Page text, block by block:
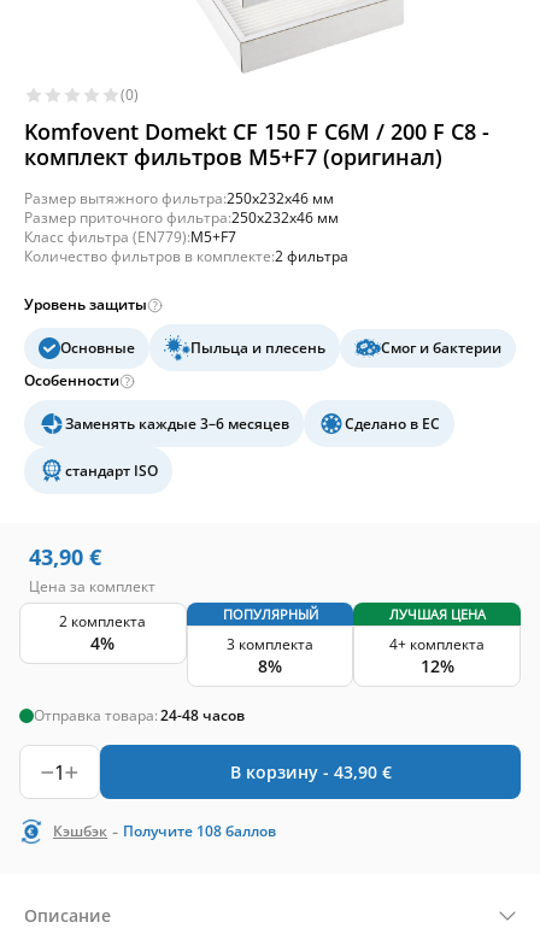
(0)
Komfovent Domekt CF 150 F C6M / 200 F C8 -
комплект фильтров M5+F7 (оригинал)
Размер вытяжного фильтра:250x232x46 мм
Размер приточного фильтра:250x232x46 мм
Класс фильтра (EN779):M5+F7
Количество фильтров в комплекте:2 фильтра
Уровень защиты
Основные Пыльца и плесень
Смог и бактерии
Особенности
Заменять каждые 3–6 месяцев Сделано в ЕС
стандарт ISO
43,90 €
Цена за комплект
2 комплекта
4%
ПОПУЛЯРНЫЙ
3 комплекта
8%
ЛУЧШАЯ ЦЕНА
4+ комплекта
12%
Отправка товара:24-48 часов
1 В корзину - 43,90 €
Кэшбэк - Получите 108баллов
Описание